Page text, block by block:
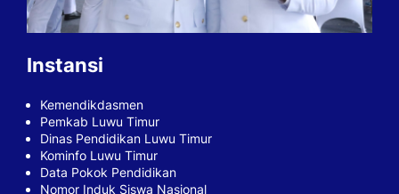
Instansi
Kemendikdasmen
Pemkab Luwu Timur
Dinas Pendidikan Luwu Timur
Kominfo Luwu Timur
Data Pokok Pendidikan
Nomor Induk Siswa Nasional